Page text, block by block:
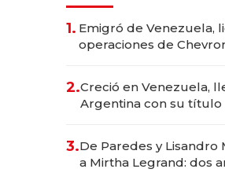
1. Emigró de Venezuela,
operaciones de
2.Creció en Venezuela,
Argentina con su título
las marcas "fast
3.De Paredes y Lisandro
a Mirtha Legrand: dos